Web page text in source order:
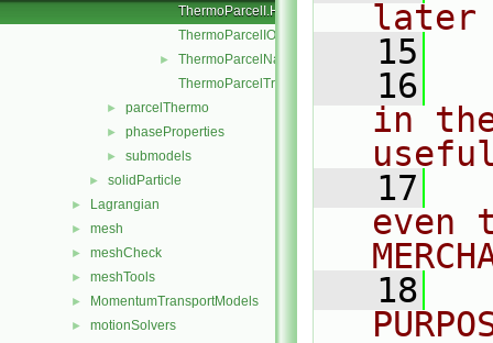
ThermoParcelI.H
ThermoParcelIO.C
►
ThermoParcelName.C
ThermoParcelTrackingDataI.H
► parcelThermo
► phaseProperties
► submodels
► solidParticle
► Lagrangian
► mesh
► meshCheck
► meshTools
► MomentumTransportModels
► motionSolvers
later
   15
   16
in
   17
even
   18